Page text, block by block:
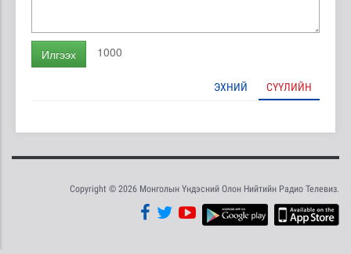
Илгээх 1000
ЭХНИЙ СҮҮЛИЙН
Copyright © 2026 Монголын Үндэсний Олон Нийтийн Радио Телевиз.